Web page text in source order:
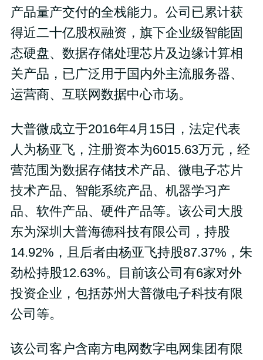
产品量产交付的全栈能力。公司已累计获
得近二十亿股权融资，旗下企业级智能固
态硬盘、数据存储处理芯片及边缘计算相
关产品，已广泛用于国内外主流服务器、
运营商、互联网数据中心市场。
大普微成立于2016年4月15日，法定代表
人为杨亚飞，注册资本为6015.63万元，经
营范围为数据存储技术产品、微电子芯片
技术产品、智能系统产品、机器学习产
品、软件产品、硬件产品等。该公司大股
东为深圳大普海德科技有限公司，持股
14.92%，且后者由杨亚飞持股87.37%，朱
劲松持股12.63%。目前该公司有6家对外
投资企业，包括苏州大普微电子科技有限
公司等。
该公司客户含南方电网数字电网集团有限